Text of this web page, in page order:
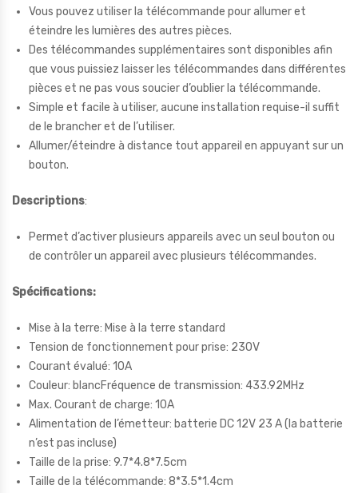
Vous pouvez utiliser la télécommande pour allumer et
éteindre les lumières des autres pièces.
Des télécommandes supplémentaires sont disponibles afin
que vous puissiez laisser les télécommandes dans différentes
pièces et ne pas vous soucier d’oublier la télécommande.
Simple et facile à utiliser, aucune installation requise-il suffit
de le brancher et de l’utiliser.
Allumer/éteindre à distance tout appareil en appuyant sur un
bouton.
Descriptions:
Permet d’activer plusieurs appareils avec un seul bouton ou
de contrôler un appareil avec plusieurs télécommandes.
Spécifications:
Mise à la terre: Mise à la terre standard
Tension de fonctionnement pour prise: 230V
Courant évalué: 10A
Couleur: blancFréquence de transmission: 433.92MHz
Max. Courant de charge: 10A
Alimentation de l’émetteur: batterie DC 12V 23 A (la batterie
n’est pas incluse)
Taille de la prise: 9.7*4.8*7.5cm
Taille de la télécommande: 8*3.5*1.4cm